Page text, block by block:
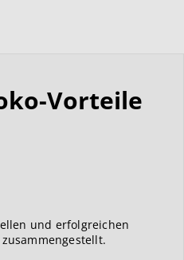
Vorteile
und erfolgreichen